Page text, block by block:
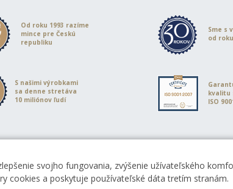
Od roku 1993 razíme
mince pre Českú
republiku
Sme s
od
S našimi výrobkami
sa denne stretáva
10 miliónov ľudí
kvalitu
ISO
svojho fungovania, zvýšenie užívateľského
cookies a poskytuje používateľské dáta tretím stranám.